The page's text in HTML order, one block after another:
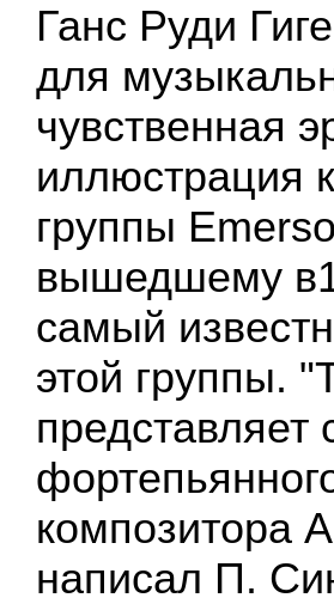
Ганс Руди
для
чувственная
иллюстрация
группы
вышедшему
самый
этой группы.
представляет
композитора
написал П.